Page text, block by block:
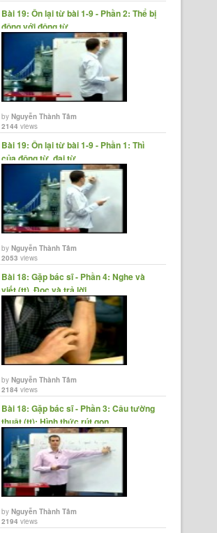
Bài 19: Ôn lại từ bài 1-9 - Phần 2: Thể bị
động với động từ......
byNguyễn Thành Tâm
2144 views
Bài 19: Ôn lại từ bài 1-9 - Phần 1: Thì
của động từ, đại từ,......
byNguyễn Thành Tâm
2053 views
Bài 18: Gặp bác sĩ - Phần 4: Nghe và
viết (tt), Đọc và trả lời......
byNguyễn Thành Tâm
2184 views
Bài 18: Gặp bác sĩ - Phần 3: Câu tường
thuật (tt); Hình thức rút gọn......
byNguyễn Thành Tâm
2194 views